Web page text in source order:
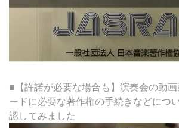
■【許諾が必要な場合も】演奏会の動
ードに必要な著作権の手続きなどにつ
認してみました